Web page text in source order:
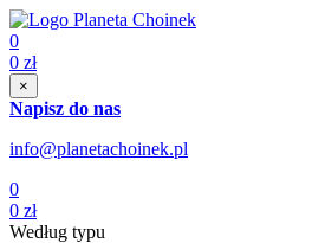
0
0 zł
×
Napisz do nas
info@planetachoinek.pl
0
0 zł
Według typu